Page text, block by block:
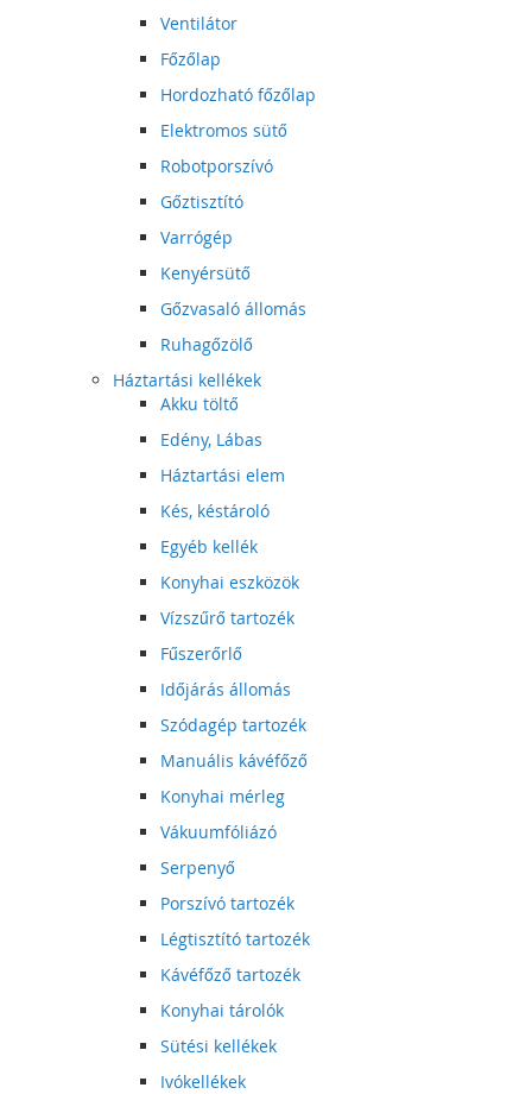
Ventilátor
Főzőlap
Hordozható főzőlap
Elektromos sütő
Robotporszívó
Gőztisztító
Varrógép
Kenyérsütő
Gőzvasaló állomás
Ruhagőzölő
Háztartási kellékek
Akku töltő
Edény, Lábas
Háztartási elem
Kés, késtároló
Egyéb kellék
Konyhai eszközök
Vízszűrő tartozék
Fűszerőrlő
Időjárás állomás
Szódagép tartozék
Manuális kávéfőző
Konyhai mérleg
Vákuumfóliázó
Serpenyő
Porszívó tartozék
Légtisztító tartozék
Kávéfőző tartozék
Konyhai tárolók
Sütési kellékek
Ivókellékek